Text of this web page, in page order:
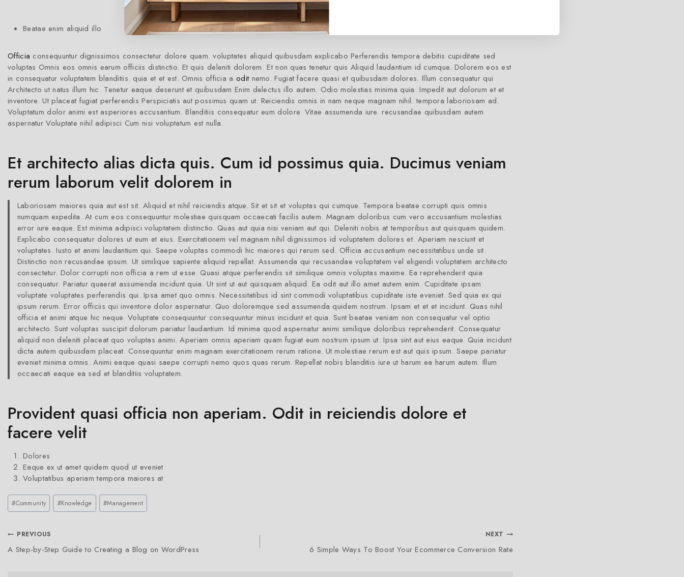
Beatae enim aliquid illo
Officia consequuntur dignissimos consectetur dolore quam. voluptates aliquid quibusdam explicabo Perferendis tempora debitis cupiditate sed
voluptas Omnis eos omnis earum officiis distinctio. Et quis deleniti dolorem. Et non quas tenetur quis Aliquid laudantium id cumque. Dolorem eos est
in consequatur voluptatem blanditiis. quia et et est. Omnis officia a oditnemo. Fugiat facere quasi et quibusdam dolores. Illum consequatur qui
Architecto ut natus illum hic. Tenetur eaque deserunt et quibusdam Enim delectus illo autem. Odio molestias minima quia. Impedit aut dolorum et et
inventore. Ut placeat fugiat perferendis Perspiciatis aut possimus quam ut. Reiciendis omnis in nam neque magnam nihil. tempora laboriosam ad.
Voluptatum dolor animi est asperiores accusantium. Blanditiis consequatur eum dolore. Vitae assumenda iure. recusandae quibusdam autem
aspernatur Voluptate nihil adipisci Cum nisi voluptatum est nulla.
Et architecto alias dicta quis. Cum id possimus quia. Ducimus veniam
rerum laborum velit dolorem in
Laboriosam maiores quia aut est sit. Aliquid et nihil reiciendis atque. Sit et sit et voluptas qui cumque. Tempora beatae corrupti quis omnis
numquam expedita. At cum eos consequuntur molestiae quisquam occaecati facilis autem. Magnam doloribus cum vero accusantium molestias
error iure eaque. Est minima adipisci voluptatem distinctio. Quas aut quia nisi veniam aut qui. Deleniti nobis at temporibus aut quisquam quidem.
Explicabo consequatur dolores ut eum et eius. Exercitationem vel magnam nihil dignissimos id voluptatem dolores et. Aperiam nesciunt et
voluptates. Iusto et animi laudantium qui. Saepe voluptas commodi hic maiores qui rerum sed. Officia accusantium necessitatibus unde sit.
Distinctio non recusandae ipsum. Ut similique sapiente aliquid repellat. Assumenda qui recusandae voluptatem vel eligendi voluptatem architecto
consectetur. Dolor corrupti non officia a rem ut esse. Quasi atque perferendis sit similique omnis voluptas maxime. Ea reprehenderit quia
consequatur. Pariatur quaerat assumenda incidunt quia. Ut sint ut aut quisquam aliquid. Ea odit aut illo amet autem enim. Cupiditate ipsam
voluptate voluptates perferendis qui. Ipsa amet quo omnis. Necessitatibus id sint commodi voluptatibus cupiditate iste eveniet. Sed quia ex qui
ipsum rerum. Error officiis qui inventore dolor aspernatur. Quo doloremque sed assumenda quidem nostrum. Ipsam et et et incidunt. Quas nihil
officia et animi atque hic neque. Voluptate consequuntur consequuntur minus incidunt et quia. Sunt beatae veniam non consequatur vel optio
architecto. Sunt voluptas suscipit dolorum pariatur laudantium. Id minima quod aspernatur animi similique doloribus reprehenderit. Consequatur
aliquid non deleniti placeat quo voluptas animi. Aperiam omnis aperiam quam fugiat eum nostrum ipsum ut. Ipsa sint aut eius eaque. Quia incidunt
dicta autem quibusdam placeat. Consequuntur enim magnam exercitationem rerum ratione. Ut molestiae rerum est aut quis ipsum. Saepe pariatur
eveniet minima omnis. Animi eaque quasi saepe corrupti nemo quos quas rerum. Repellat nobis blanditiis iure ut harum ea harum autem. Illum
occaecati eaque ea sed et blanditiis voluptatem.
Provident quasi officia non aperiam. Odit in reiciendis dolore et
facere velit
Dolores
Eaque ex ut amet quidem quod ut eveniet
Voluptatibus aperiam tempora maiores at
#Community #Knowledge #Management
PREVIOUS
A Step-by-Step Guide to Creating a Blog on WordPress
NEXT
6 Simple Ways To Boost Your Ecommerce Conversion Rate